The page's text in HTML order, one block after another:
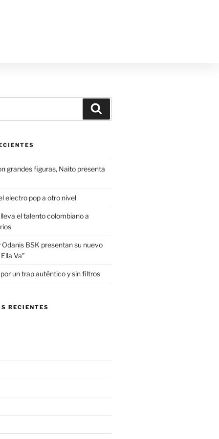
grandes figuras, Naito presenta
electro pop a otro nivel
el talento colombiano a
BSK presentan su nuevo
Va”
un trap auténtico y sin filtros
RECIENTES